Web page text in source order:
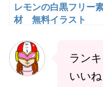
レモンの白黒フリー
材 無料イラスト
ラン
いい